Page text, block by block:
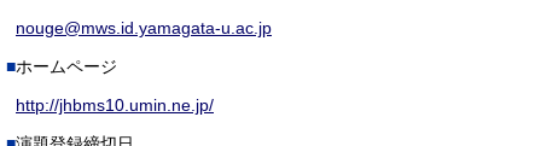
nouge@mws.id.yamagata-u.ac.jp
ホームページ
http://jhbms10.umin.ne.jp/